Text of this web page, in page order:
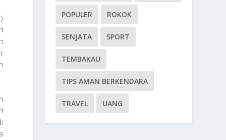
POPULER ROKOK
SENJATA SPORT
TEMBAKAU
TIPS AMAN BERKENDARA
TRAVEL UANG